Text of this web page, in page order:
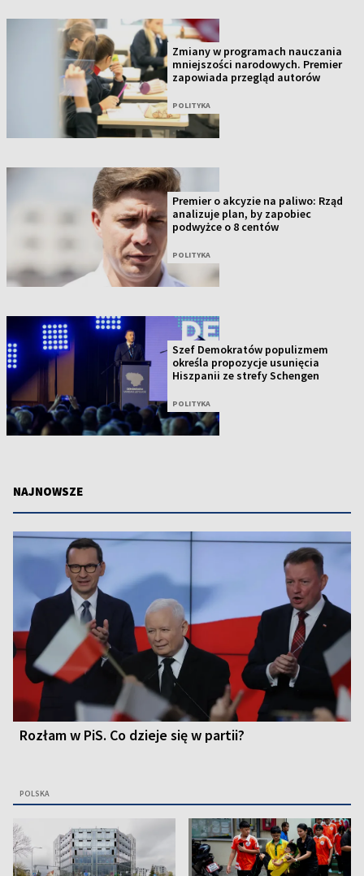
Zmiany w programach nauczania
mniejszości narodowych. Premier
zapowiada przegląd autorów
POLITYKA
Premier o akcyzie na paliwo: Rząd
analizuje plan, by zapobiec
podwyżce o 8 centów
POLITYKA
Szef Demokratów populizmem
określa propozycje usunięcia
Hiszpanii ze strefy Schengen
POLITYKA
NAJNOWSZE
Rozłam w PiS. Co dzieje się w partii?
POLSKA